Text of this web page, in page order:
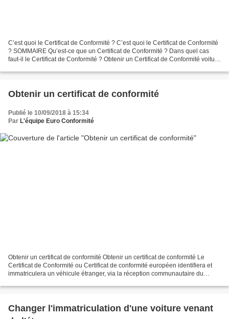
C’est quoi le Certificat de Conformité ? C’est quoi le Certificat de Conformité
? SOMMAIRE Qu’est-ce que un Certificat de Conformité ? Dans quel cas
faut-il le Certificat de Conformité ? Obtenir un Certificat de Conformité voiture
Obtenir un certificat de conformité
Publié le 10/09/2018 à 15:34
Par L'équipe Euro Conformité
Obtenir un certificat de conformité Obtenir un certificat de conformité Le
Certificat de Conformité ou Certificat de conformité européen identifiera et
immatriculera un véhicule étranger, via la réception communautaire du
Changer l'immatriculation d'une voiture venant